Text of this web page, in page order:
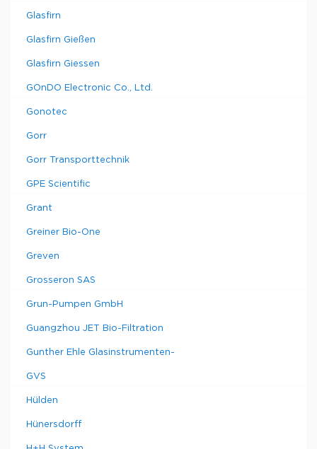
Glasfirn
Glasfirn Gießen
Glasfirn Giessen
GOnDO Electronic Co., Ltd.
Gonotec
Gorr
Gorr Transporttechnik
GPE Scientific
Grant
Greiner Bio-One
Greven
Grosseron SAS
Grun-Pumpen GmbH
Guangzhou JET Bio-Filtration
Gunther Ehle Glasinstrumenten-
GVS
Hülden
Hünersdorff